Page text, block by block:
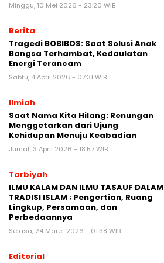
Minggu, 10 Mei 2026 - 23:20 WIB
Berita
Tragedi BOBIBOS: Saat Solusi Anak
Bangsa Terhambat, Kedaulatan
Energi Terancam
Sabtu, 4 April 2026 - 07:31 WIB
Ilmiah
Saat Nama Kita Hilang: Renungan
Menggetarkan dari Ujung
Kehidupan Menuju Keabadian
Jumat, 3 April 2026 - 18:57 WIB
Tarbiyah
ILMU KALAM DAN ILMU TASAUF DALAM
TRADISI ISLAM ; Pengertian, Ruang
Lingkup, Persamaan, dan
Perbedaannya
Selasa, 24 Maret 2026 - 01:38 WIB
Editorial